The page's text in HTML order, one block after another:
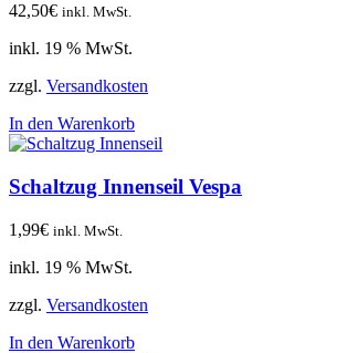
42,50€ inkl. MwSt.
inkl. 19 % MwSt.
zzgl. Versandkosten
In den Warenkorb
Schaltzug Innenseil Vespa
1,99€ inkl. MwSt.
inkl. 19 % MwSt.
zzgl. Versandkosten
In den Warenkorb